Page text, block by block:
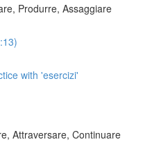
Produrre, Assaggiare
with 'esercizi'
Attraversare, Continuare